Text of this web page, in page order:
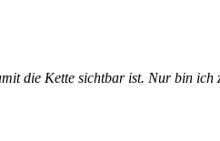
die Kette sichtbar ist. Nur bin ich